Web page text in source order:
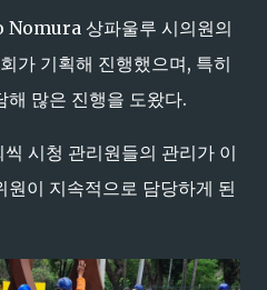
상파울루 시의원의
가 기획해 진행했으며, 특히
해 많은 진행을 도왔다.
시청 관리원들의 관리가 이
원이 지속적으로 담당하게 된